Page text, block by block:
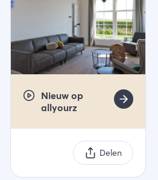
Nieuw op
allyourz
Delen